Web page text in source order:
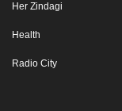
Her Zindagi
Health
Radio City